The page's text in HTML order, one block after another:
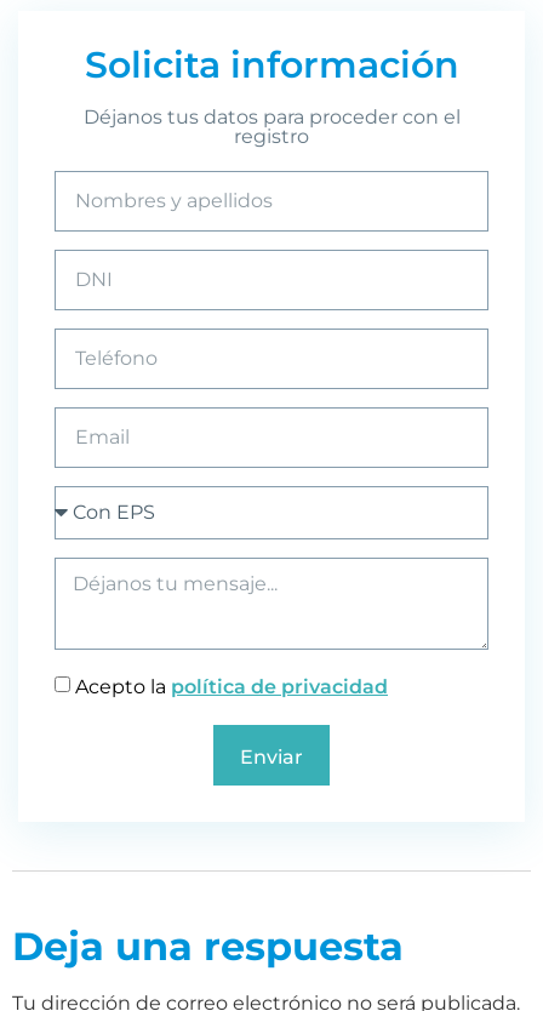
Solicita información
Déjanos tus datos para proceder con el
registro
Acepto la política de privacidad
Enviar
Deja una respuesta
Tu dirección de correo electrónico no será publicada.